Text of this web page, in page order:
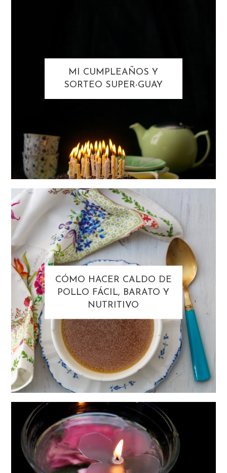
MI CUMPLEAÑOS Y
SORTEO SUPER-GUAY
CÓMO HACER CALDO DE
POLLO FÁCIL, BARATO Y
NUTRITIVO